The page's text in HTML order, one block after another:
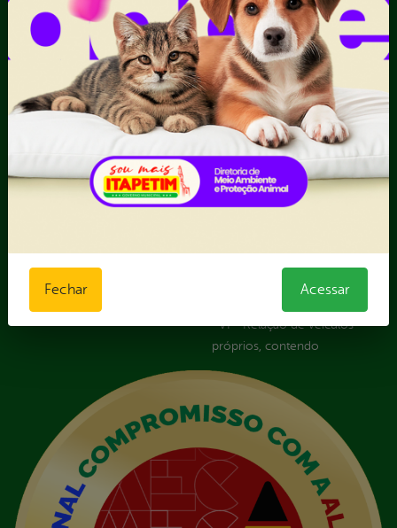
Dúvidas? Acesse o FAQ
Fazer uma Manifestação
Informações Importantes
Relatórios Anuais
I - Anexo I - Ficha de
Registro de Fornecedor -
Forma Indireta
II - Anexo II - Ficha de
Registro de Fornecedor -
Forma direta
III - Anexo III - Planilha
Orçamentária das Rotas
IV - Rotas georreferenciadas
em execução
notas fiscais e comprovantes
VI - Relação de veículos
próprios, contendo
Fechar Acessar